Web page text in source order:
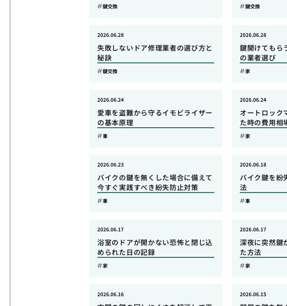
鍵交換 鍵交換
失敗しないドア修理業者の選び方と
秘訣
2026.06.28
鍵交換
鍵開けてもら
の業者選び
2026.06.28
家
愛車を盗難から守るイモビライザー
の基本原理
2026.06.24
車
オートロック
た時の費用相
2026.06.24
家
バイクの鍵を無くした場合に備えて
今すぐ実践すべき紛失防止対策
2026.06.23
車
バイク鍵を紛
法
2026.06.18
車
浴室のドアが開かない恐怖と閉じ込
められた日の記録
2026.06.17
家
深夜に突然鍵
た方法
2026.06.17
家
2026.06.16 2026.06.15